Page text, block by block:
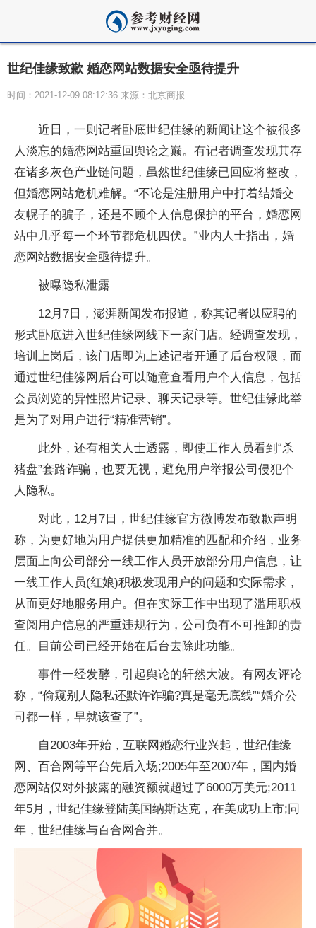
世纪佳缘致歉 婚恋网站数据安全亟待提升
时间：2021-12-09 08:12:36 来源：北京商报
近 日，一则记者卧底世纪佳缘的新闻让这个被很多
人淡忘的婚恋网站重回舆论之巅。有记者调查发现其存
在诸多灰色产业链问题，虽然世纪佳缘已回应将整改，
但婚恋网站危机难解。“不论是注册用户中打着结婚交
友幌子的骗子 ，还是不顾个人信息保护的平台，婚恋网
站中几乎每一个环节都危机四伏。”业内人士指出，婚
恋网站数据安全亟待提升。
被曝隐私泄露
12月7日，澎湃新闻发布报道，称其记者以应聘的
形式卧底进入世纪佳缘网线下一家门店。经调查发现，
培训上岗后，该门店即为上述记者开通了后台权限，而
通过世纪佳缘网后台可以随意查看用户个人信息，包括
会员浏览的异性照片记录、聊天记录等。世纪佳缘此举
是为了对用户进行“精准营销”。
此外，还有相关人士透露，即使工作人员看到“杀
猪盘”套路诈骗 ，也要无视，避免用户举报公司侵犯个
人隐私。
对此，12月7日，世纪佳缘官方微博发布致歉声明
称，为更好地为用户提供更加精准的匹配和介绍，业务
层面上向公司部分一线工作人员开放部分用户信息，让
一线工作人员(红娘)积极发现用户的问题和实际需求，
从而更好地服务用户。但在实际工作中出现了滥用职权
查阅用户信息的严重违规行为，公司负有不可推卸的责
任。目前公司已经开始在后台去除此功能。
事件一经发酵，引起舆论的轩然大波。有网友评论
称，“偷窥别人隐私还默许诈骗?真是毫无底线”“婚介公
司都一样，早就该查了”。
自2003年开始，互联网婚恋行业兴起，世纪佳缘
网、百合网等平台先后入场;2005年至2007年，国内婚
恋网站仅对外披露的融资额就超过了6000万美元;2011
年5月，世纪佳缘登陆美国纳斯达克，在美成功上市;同
年，世纪佳缘与百合网合并。